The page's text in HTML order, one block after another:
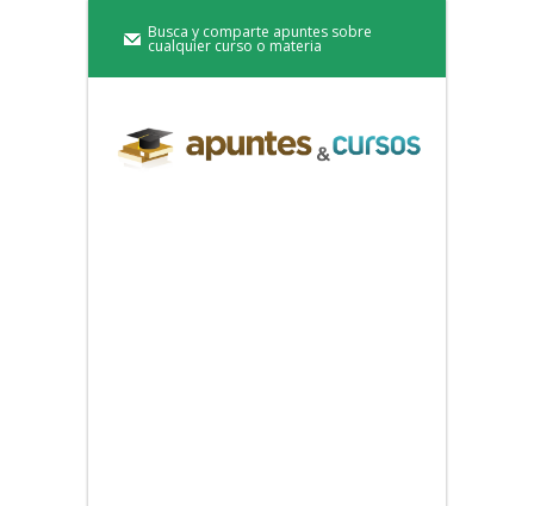
Busca y comparte apuntes sobre
cualquier curso o materia